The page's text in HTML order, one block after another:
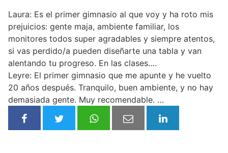
Laura: Es el primer gimnasio al que voy y ha roto mis
prejuicios: gente maja, ambiente familiar, los
monitores todos super agradables y siempre atentos,
si vas perdido/a pueden diseñarte una tabla y van
alentando tu progreso. En las clases….
Leyre: El primer gimnasio que me apunte y he vuelto
20 años después. Tranquilo, buen ambiente, y no hay
demasiada gente. Muy recomendable. …